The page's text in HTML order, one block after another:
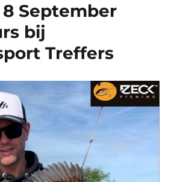
September
bij
Treffers